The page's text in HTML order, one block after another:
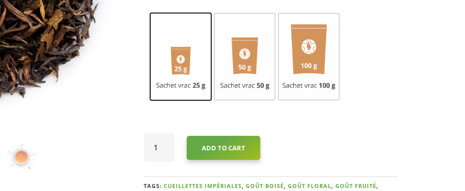
Jaune
IMPÉRIALE
ADD TO CART
TAGS: CUEILLETTES IMPÉRIALES, GOÛT BOISÉ, GOÛT FLORAL, GOÛT FRUITÉ,